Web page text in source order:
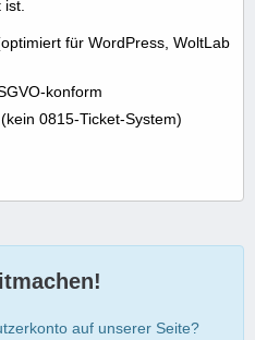
für WordPress, WoltLab
konform
0815-Ticket-System)
auf unserer Seite?